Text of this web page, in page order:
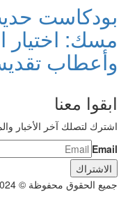
بودكاست
مسك: اختيار
وأعطاب
ابقوا معنا
اشترك لتصلك آخر الأخبار
Email
جميع الحقوق محفوظة © 2024-2018